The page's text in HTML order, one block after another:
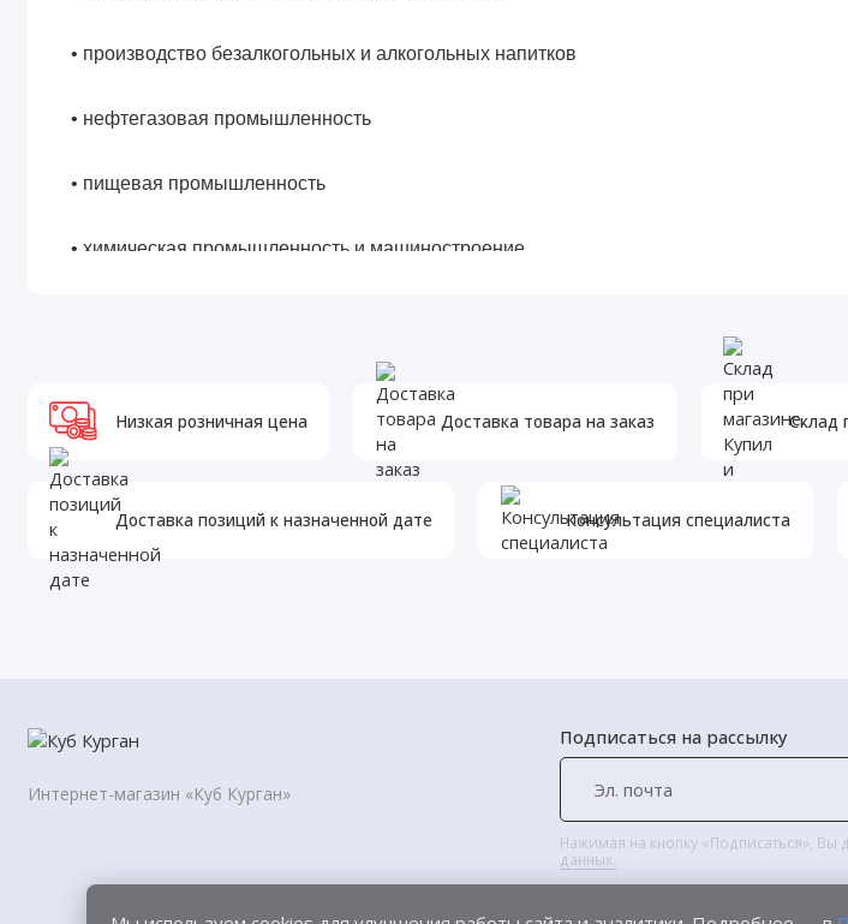
• производство безалкогольных и алкогольных напитков
• нефтегазовая промышленность
• пищевая промышленность
• химическая промышленность и машиностроение
Особенности и преимущества:
• изготавливаются только из первичного полипропилена без добавления связующих
воды, но и препятствует выбросу в воду частиц полипропилена;
• подходит для использования в горячей воде до 95 °С;
Низкая розничная цена Доставка товара на заказ Склад
Доставка позиций к назначенной дате Консультация специалиста
Интернет-магазин «Куб Курган»
Подписаться на рассылку
Нажимая на кнопку «Подписаться», Вы
данных.